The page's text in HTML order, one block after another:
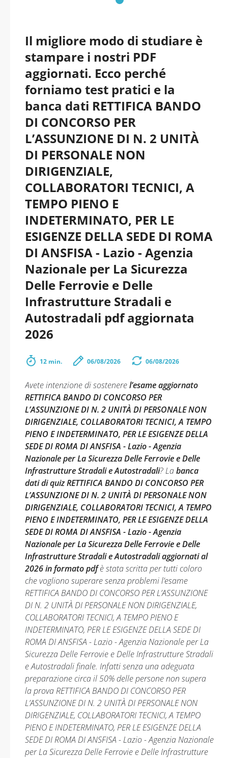
Il migliore modo di studiare è
stampare i nostri PDF
aggiornati. Ecco perché
forniamo test pratici e la
banca dati RETTIFICA BANDO
DI CONCORSO PER
L’ASSUNZIONE DI N. 2 UNITÀ
DI PERSONALE NON
DIRIGENZIALE,
COLLABORATORI TECNICI, A
TEMPO PIENO E
INDETERMINATO, PER LE
ESIGENZE DELLA SEDE DI ROMA
DI ANSFISA - Lazio - Agenzia
Nazionale per La Sicurezza
Delle Ferrovie e Delle
Infrastrutture Stradali e
Autostradali pdf aggiornata
2026
12 min. 06/08/2026 06/08/2026
Avete intenzione di sostenerel’esame aggiornato
RETTIFICA BANDO DI CONCORSO PER
L’ASSUNZIONE DI N. 2 UNITÀ DI PERSONALE NON
DIRIGENZIALE, COLLABORATORI TECNICI, A TEMPO
PIENO E INDETERMINATO, PER LE ESIGENZE DELLA
SEDE DI ROMA DI ANSFISA - Lazio - Agenzia
Nazionale per La Sicurezza Delle Ferrovie e Delle
Infrastrutture Stradali e Autostradali? Labanca
dati di quiz RETTIFICA BANDO DI CONCORSO PER
L’ASSUNZIONE DI N. 2 UNITÀ DI PERSONALE NON
DIRIGENZIALE, COLLABORATORI TECNICI, A TEMPO
PIENO E INDETERMINATO, PER LE ESIGENZE DELLA
SEDE DI ROMA DI ANSFISA - Lazio - Agenzia
Nazionale per La Sicurezza Delle Ferrovie e Delle
Infrastrutture Stradali e Autostradali aggiornati al
2026 in formato pdfè stata scritta per tutti coloro
che vogliono superare senza problemi l’esame
RETTIFICA BANDO DI CONCORSO PER L’ASSUNZIONE
DI N. 2 UNITÀ DI PERSONALE NON DIRIGENZIALE,
COLLABORATORI TECNICI, A TEMPO PIENO E
INDETERMINATO, PER LE ESIGENZE DELLA SEDE DI
ROMA DI ANSFISA - Lazio - Agenzia Nazionale per La
Sicurezza Delle Ferrovie e Delle Infrastrutture Stradali
e Autostradali finale. Infatti senza una adeguata
preparazione circa il 50% delle persone non supera
la prova RETTIFICA BANDO DI CONCORSO PER
L’ASSUNZIONE DI N. 2 UNITÀ DI PERSONALE NON
DIRIGENZIALE, COLLABORATORI TECNICI, A TEMPO
PIENO E INDETERMINATO, PER LE ESIGENZE DELLA
SEDE DI ROMA DI ANSFISA - Lazio - Agenzia Nazionale
per La Sicurezza Delle Ferrovie e Delle Infrastrutture